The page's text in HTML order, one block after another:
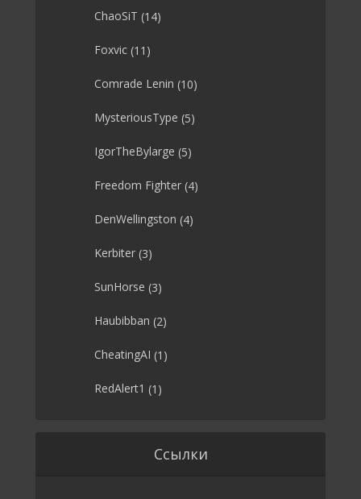
ChaoSiT (14)
Foxvic (11)
Comrade Lenin (10)
MysteriousType (5)
IgorTheBylarge (5)
Freedom Fighter (4)
DenWellingston (4)
Kerbiter (3)
SunHorse (3)
Haubibban (2)
CheatingAI (1)
RedAlert1 (1)
Ссылки